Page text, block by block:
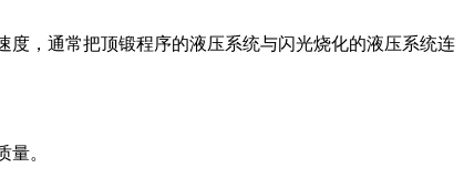
，通常把顶锻程序的液压系统与闪光烧化的液压系统连
。